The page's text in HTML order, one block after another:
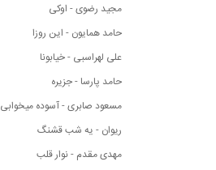
مجید رضوی - اوکی
حامد همایون - این روزا
علی لهراسبی - خیابونا
حامد پارسا - جزیره
مسعود صابری - آسوده میخوابی
ریوان - یه شب قشنگ
مهدی مقدم - نوار قلب